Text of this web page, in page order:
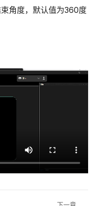
角度，默认值为360度